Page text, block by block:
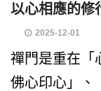
以心相應的修
2025-12-01
禪門是重在「
佛心印心」、